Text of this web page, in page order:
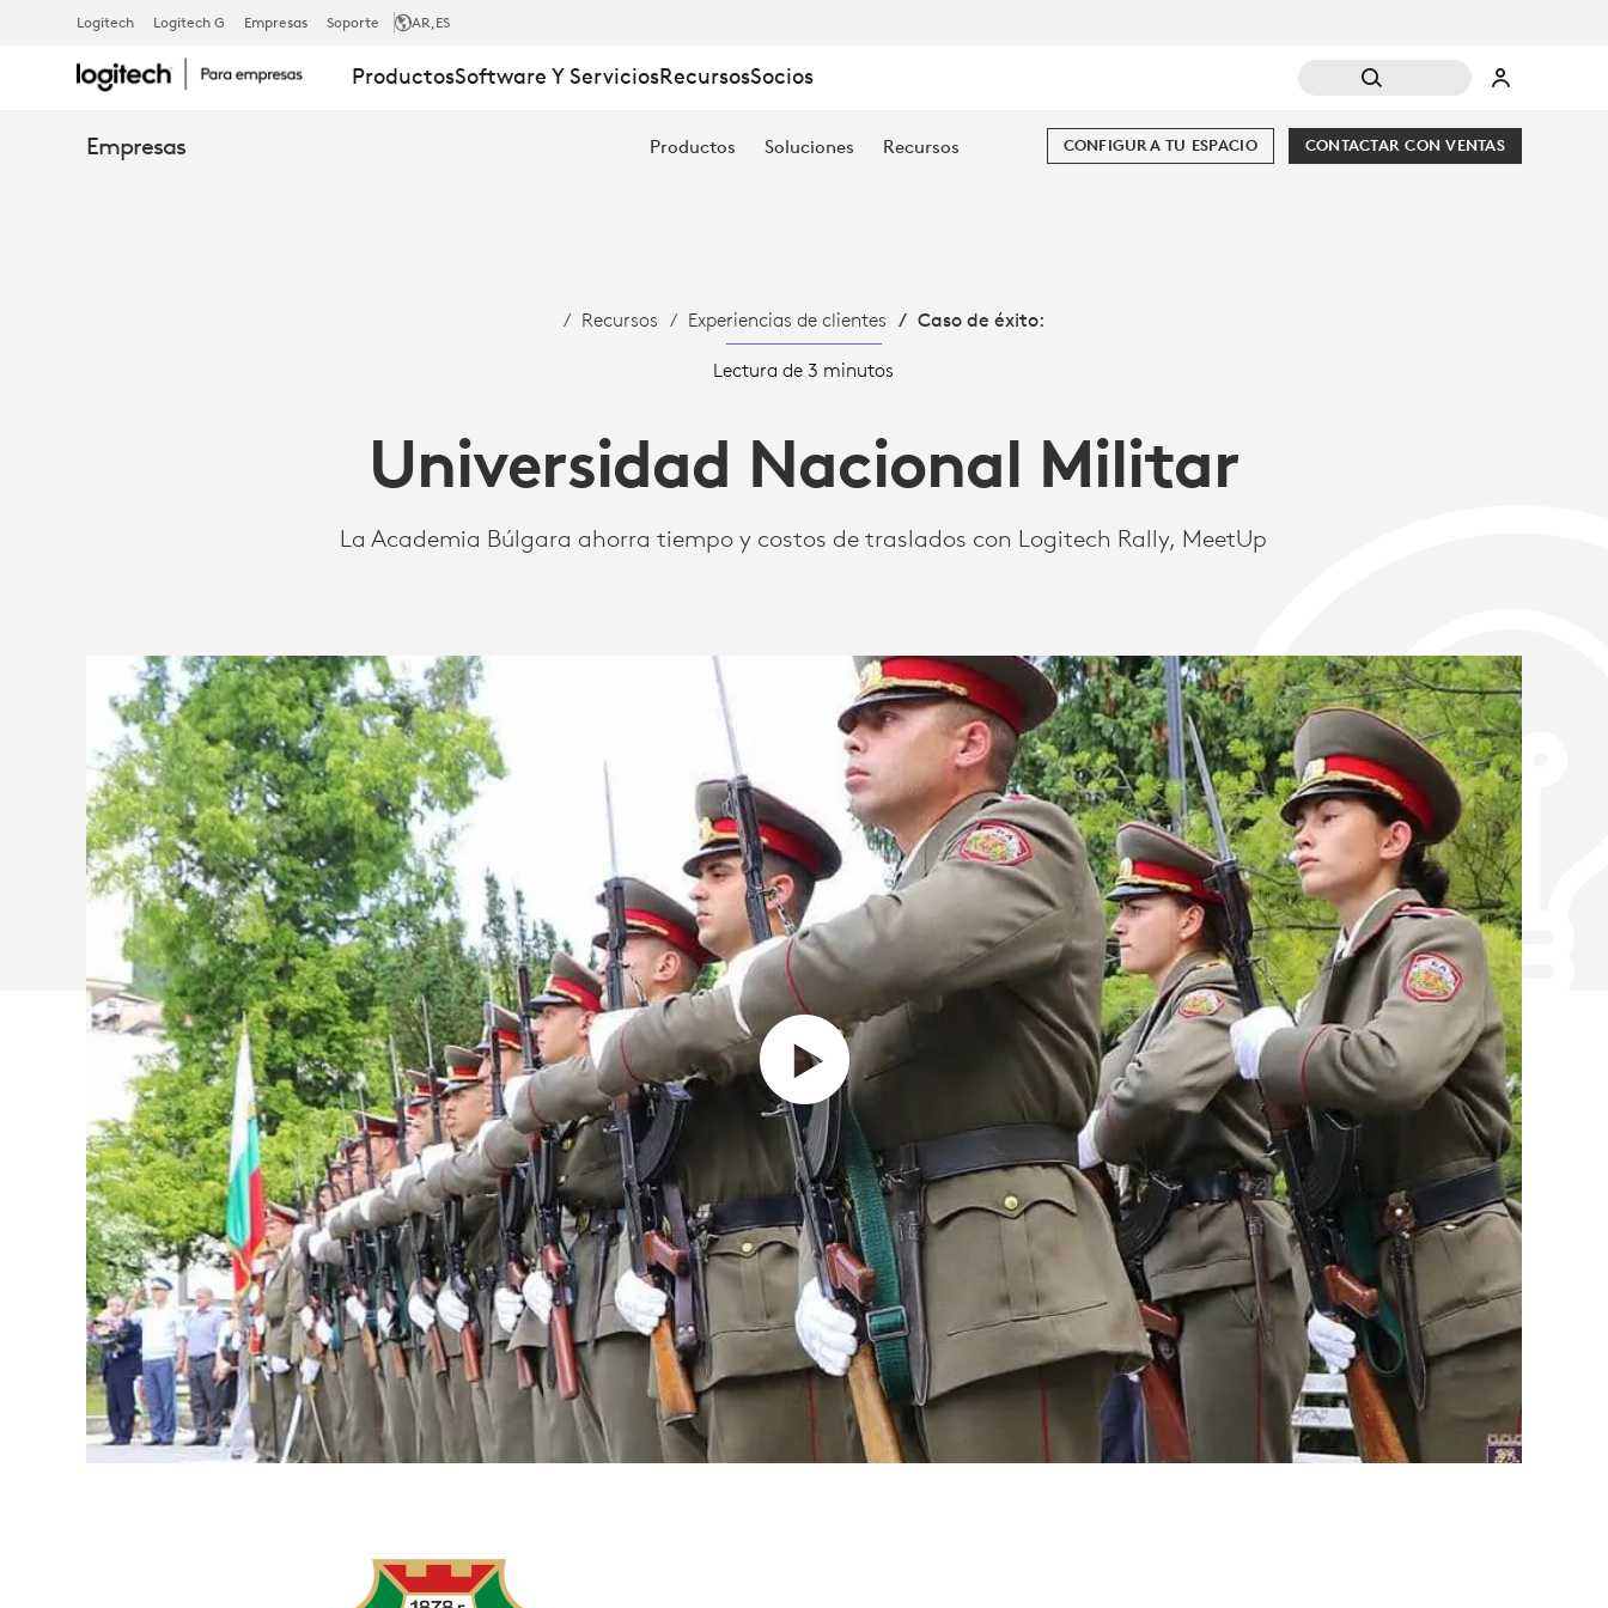
ESTUDIO
DE
NACIONAL
BULGARIA
AHORRA
TIEMPO
COSTOS
DE
TRASLADOS
CON
LOGITECH
Logitech Logitech G Empresas Soporte AR,ES
ProductosSoftware Y ServiciosRecursosSocios
Empresas Productos Soluciones Recursos CONTACTAR CON VENTAS
CONFIGURA TU ESPACIO
Recursos Experiencias de clientes Caso de éxito:
Lectura de 3 minutos
Universidad Nacional Militar
La Academia Búlgara ahorra tiempo y costos de traslados con Logitech Rally, MeetUp